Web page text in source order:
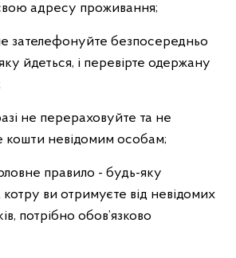
адресу проживання;
зателефонуйте безпосередньо
йдеться, і перевірте одержану
не перераховуйте та не
кошти невідомим особам;
правило - будь-яку
ви отримуєте від невідомих
потрібно обов’язково